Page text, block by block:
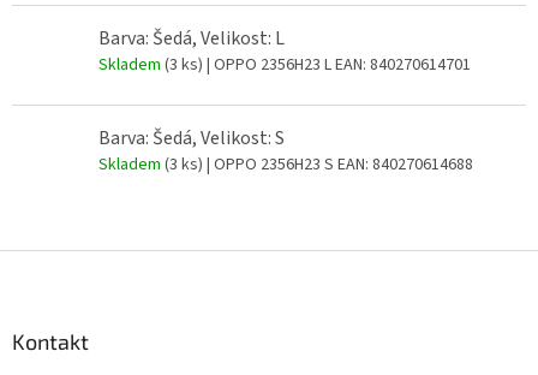
Barva: Šedá, Velikost: L
Skladem (3 ks) | OPPO 2356H23 LEAN: 840270614701
Barva: Šedá, Velikost: S
Skladem (3 ks) | OPPO 2356H23 S EAN: 840270614688
Kontakt